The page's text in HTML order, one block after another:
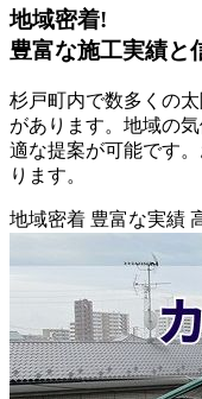
地域密着!
豊富な施工実績と
杉戸町内で数多くの
があります。地域の
適な提案が可能です
ります。
地域密着 豊富な実績